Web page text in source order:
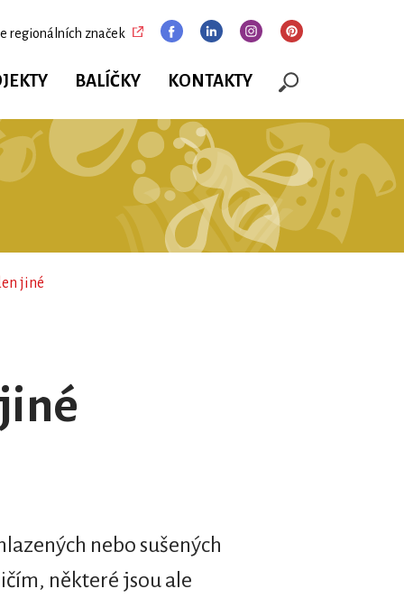
regionálních značek
BALÍČKY KONTAKTY
jiné
nebo sušených
některé jsou ale